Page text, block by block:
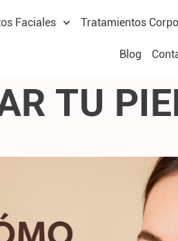
Faciales Tratamientos
Blog
TU